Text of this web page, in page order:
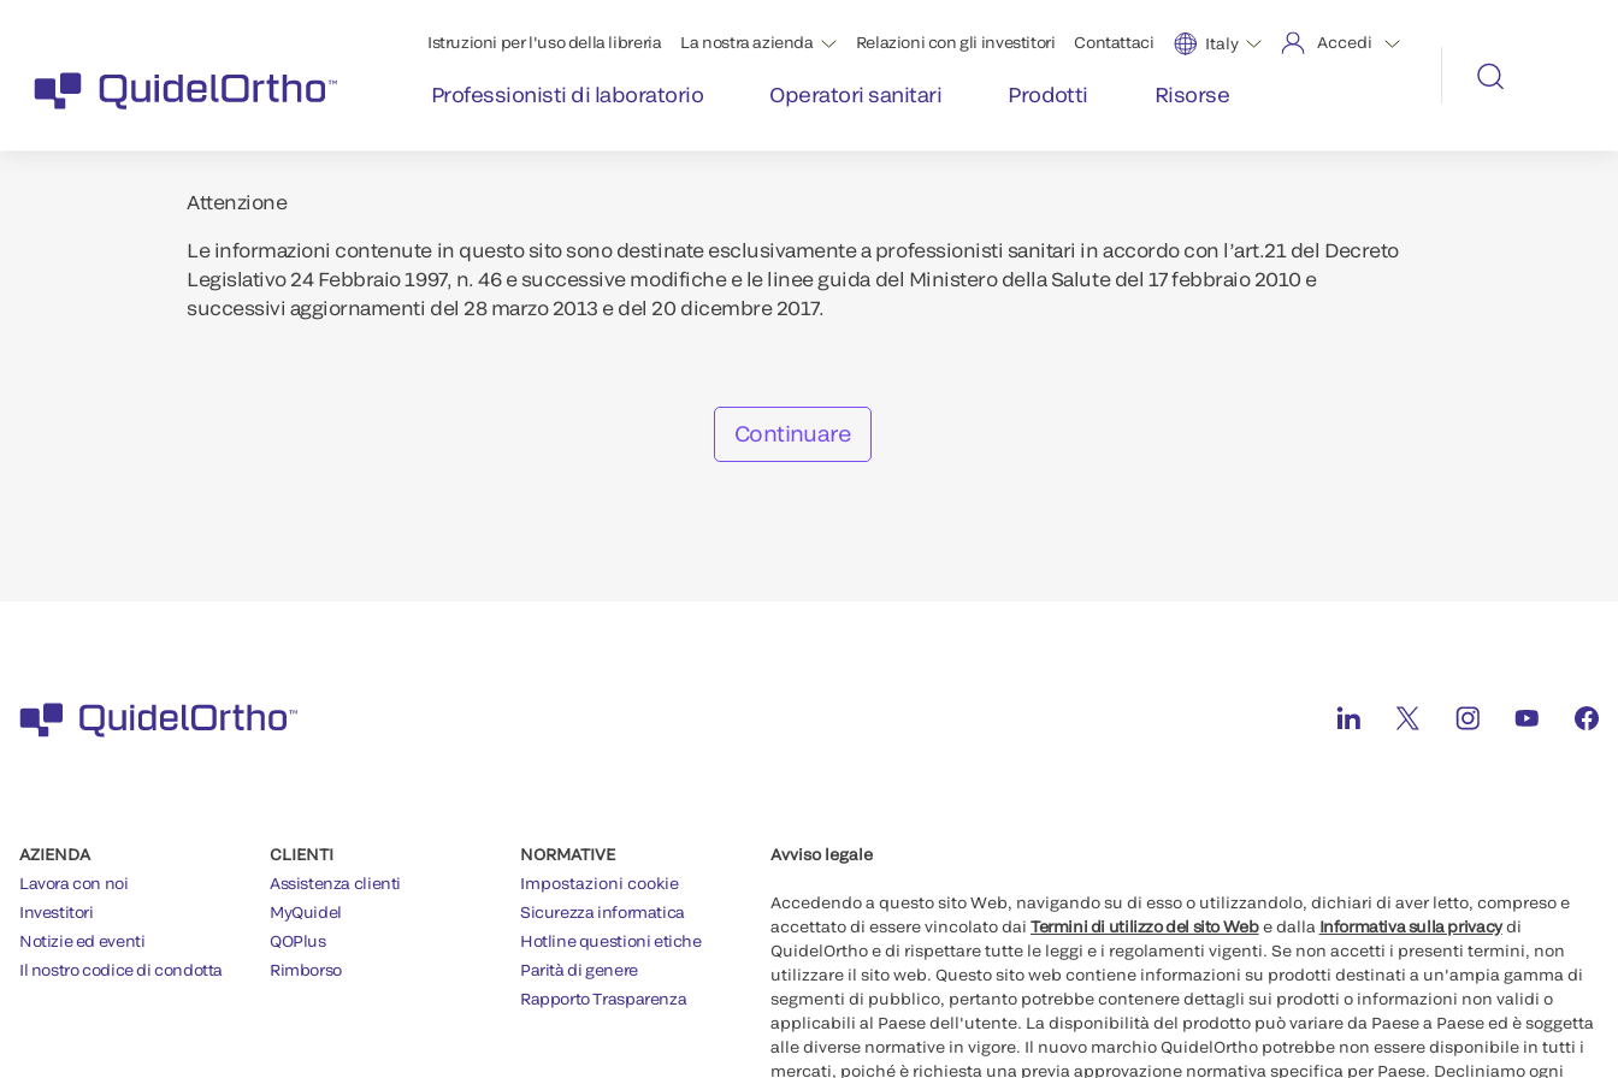
Istruzioni per l'uso della libreria La nostra azienda Relazioni con gli investitori Contattaci Italy Accedi
Professionisti di laboratorio Operatori sanitari Prodotti Risorse
Attenzione
Le informazioni contenute in questo sito sono destinate esclusivamente a professionisti sanitari in accordo con l’art.21 del Decreto
Legislativo 24 Febbraio 1997, n. 46 e successive modifiche e le linee guida del Ministero della Salute del 17 febbraio 2010 e
successivi aggiornamenti del 28 marzo 2013 e del 20 dicembre 2017.
Continuare
AZIENDA
Lavora con noi
Investitori
Notizie ed eventi
Il nostro codice di condotta
CLIENTI
Assistenza clienti
MyQuidel
QOPlus
Rimborso
NORMATIVE
Impostazioni cookie
Sicurezza informatica
Hotline questioni etiche
Parità di genere
Rapporto Trasparenza
Avviso legale
Accedendo a questo sito Web, navigando su di esso o utilizzandolo, dichiari di aver letto, compreso e
accettato di essere vincolato dai Termini di utilizzo del sito Webe dalla Informativa sulla privacydi
QuidelOrtho e di rispettare tutte le leggi e i regolamenti vigenti. Se non accetti i presenti termini, non
utilizzare il sito web. Questo sito web contiene informazioni su prodotti destinati a un'ampia gamma di
segmenti di pubblico, pertanto potrebbe contenere dettagli sui prodotti o informazioni non validi o
applicabili al Paese dell'utente. La disponibilità del prodotto può variare da Paese a Paese ed è soggetta
alle diverse normative in vigore. Il nuovo marchio QuidelOrtho potrebbe non essere disponibile in tutti i
mercati, poiché è richiesta una previa approvazione normativa specifica per Paese. Decliniamo ogni